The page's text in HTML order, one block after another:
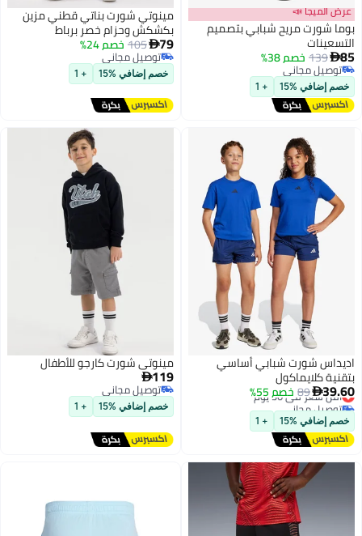
3
عرض الميجا 📣
بوما شورت مريح شبابي بتصميم
التسعينات
85
139 خصم 38%
توصيل مجاني
توصيل مجاني
خصم إضافي %15 + 1
مينوتي شورت بناتي قطني مزين
بكشكش وحزام خصر برباط
79
105 خصم 24%
توصيل مجاني
توصيل مجاني
خصم إضافي %15 + 1
اديداس شورت شبابي أساسي
بتقنية كلايماكول
39.60
89 خصم 55%أقل سعر في 30 يوم
توصيل مجاني
أقل سعر في 30 يوم
خصم إضافي %15 + 1
مينوتي شورت كارجو للأطفال
119
توصيل مجاني
توصيل مجاني
خصم إضافي %15 + 1